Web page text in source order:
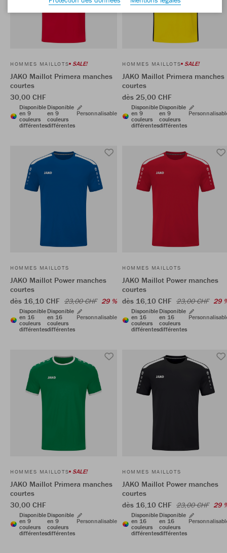
HOMMES MAILLOTS SALE!
JAKO Maillot Primera manches
courtes
30,00 CHF
Disponible
en 9
couleurs
différentes
Disponible
en 9
couleurs
différentes
Personnalisable
HOMMES MAILLOTS SALE!
JAKO Maillot Primera manches
courtes
dès 25,00 CHF
Disponible
en 9
couleurs
différentes
Disponible
en 9
couleurs
différentes
HOMMES MAILLOTS
JAKO Maillot Power manches
courtes
dès 16,10 CHF 23,00 CHF 29 %
Disponible
en 16
couleurs
différentes
Disponible
en 16
couleurs
différentes
Personnalisable
HOMMES MAILLOTS
JAKO Maillot Power manches
courtes
dès 16,10 CHF 23,00 CHF 29
Disponible
en 16
couleurs
différentes
Disponible
en 16
couleurs
différentes
HOMMES MAILLOTS SALE!
JAKO Maillot Primera manches
courtes
30,00 CHF
Disponible
en 9
couleurs
différentes
Disponible
en 9
couleurs
différentes
Personnalisable
HOMMES MAILLOTS
JAKO Maillot Power manches
courtes
dès 16,10 CHF 23,00 CHF 29
Disponible
en 16
couleurs
différentes
Disponible
en 16
couleurs
différentes